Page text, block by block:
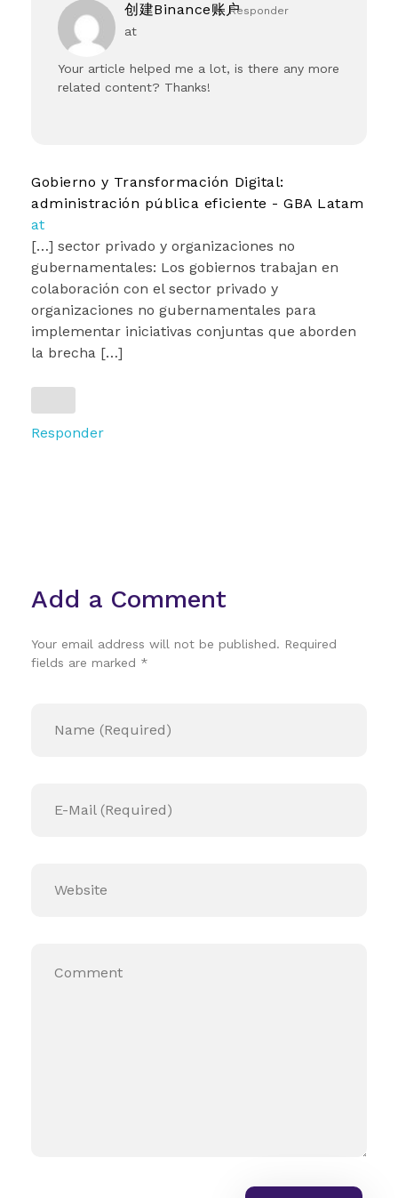
创建Binance账户
at
Your article helped me a lot, is there any more
related content? Thanks!
Responder
Gobierno y Transformación Digital:
administración pública eficiente - GBA Latam
at
[…] sector privado y organizaciones no
gubernamentales: Los gobiernos trabajan en
colaboración con el sector privado y
organizaciones no gubernamentales para
implementar iniciativas conjuntas que aborden
la brecha […]
Responder
Add a Comment
Your email address will not be published. Required
fields are marked *